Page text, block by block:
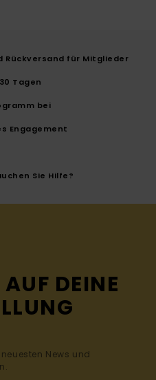
Rückversand für Mitglieder
Tagen
bei
Engagement
Sie Hilfe?
DEINE
News und